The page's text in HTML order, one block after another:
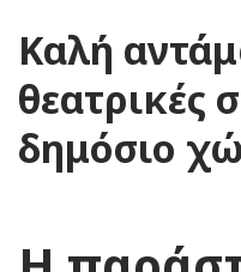
Καλή
θεατρικές
δημόσιο